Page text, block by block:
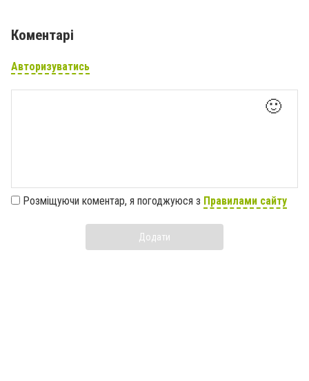
Коментарі
Авторизуватись
🙂
Розміщуючи коментар, я погоджуюся з Правилами сайту
Додати